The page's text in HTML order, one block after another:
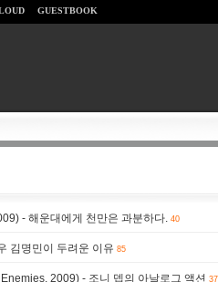
GUESTBOOK
- 해운대에게 천만은 과분하다. 40
김명민이 두려운 이유 85
2009) - 조니 뎁의 아날로그 액션 37